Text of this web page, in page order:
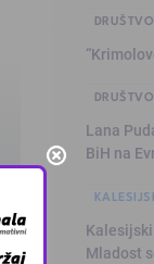
Lana
BiH na
Mladost